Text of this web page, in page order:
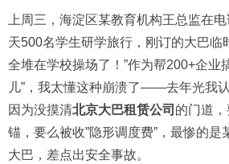
上周三，海淀区某教育机构王总监在
天500名学生研学旅行，刚订的大巴临
全堆在学校操场了！”作为帮200+企业
儿”，我太懂这种崩溃了——去年光我
因为没摸清北京大巴租赁公司 的门道，
锚，要么被收”隐形调度费”，最惨的是
大巴，差点出安全事故。